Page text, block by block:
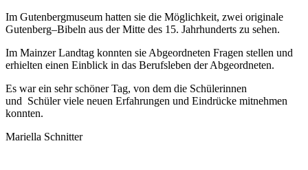
Im Gutenbergmuseum hatten sie die Möglichkeit, zwei originale
Gutenberg–Bibeln aus der Mitte des 15. Jahrhunderts zu sehen.
Im Mainzer Landtag konnten sie Abgeordneten Fragen stellen und
erhielten einen Einblick in das Berufsleben der Abgeordneten.
Es war ein sehr schöner Tag, von dem die Schülerinnen
und Schüler viele neuen Erfahrungen und Eindrücke mitnehmen
konnten.
Mariella Schnitter